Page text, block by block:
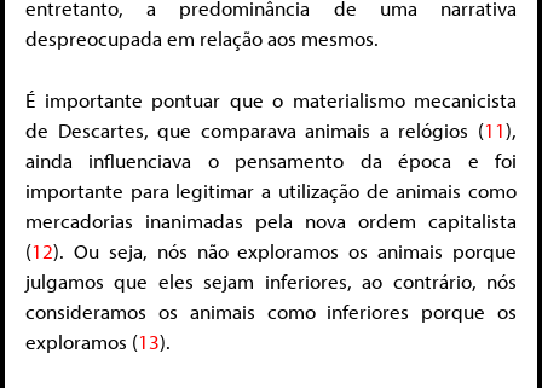
entretanto, a predominância de uma narrativa
despreocupada em relação aos mesmos.
É importante pontuar que o materialismo mecanicista
de Descartes, que comparava animais a relógios (11),
ainda influenciava o pensamento da época e foi
importante para legitimar a utilização de animais como
mercadorias inanimadas pela nova ordem capitalista
(12). Ou seja, nós não exploramos os animais porque
julgamos que eles sejam inferiores, ao contrário, nós
consideramos os animais como inferiores porque os
exploramos (13).